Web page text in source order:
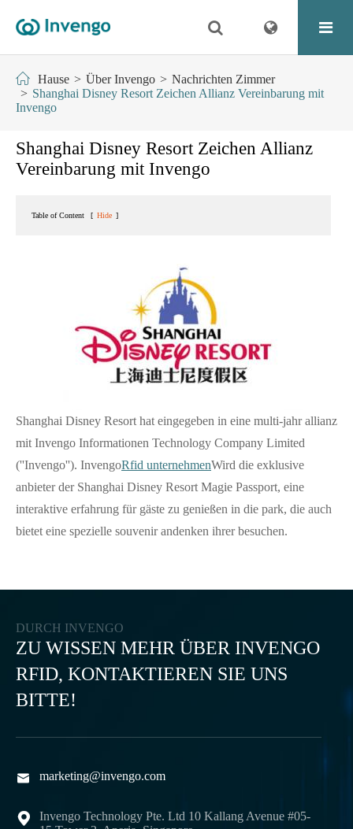
Hause Über Invengo
Nachrichten Zimmer
Shanghai Disney Resort Zeichen Allianz Vereinbarung mit
Invengo
Shanghai Disney Resort Zeichen Allianz
Vereinbarung mit Invengo
Table of Content [ Hide ]
Shanghai Disney Resort hat eingegeben in eine multi-jahr allianz
mit Invengo Informationen Technology Company Limited
(''Invengo''). InvengoRfid unternehmenWird die exklusive
anbieter der Shanghai Disney Resort Magie Passport, eine
interaktive erfahrung für gäste zu genießen in die park, die auch
bietet eine spezielle souvenir andenken ihrer besuchen.
DURCH INVENGO
ZU WISSEN MEHR ÜBER INVENGO
RFID, KONTAKTIEREN SIE UNS
BITTE!
 marketing@invengo.com

Invengo Technology Pte. Ltd 10 Kallang Avenue #05-